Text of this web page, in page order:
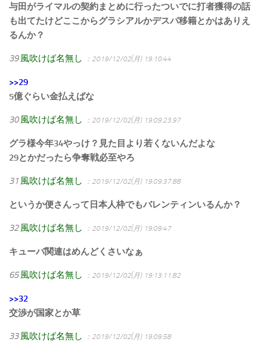
与田がライマルの契約まとめに行ったついでに打者獲得の話
も出てたけどここからグラシアルかデスパ移籍とかはありえ
るんか？
39 風吹けば名無し ：2019/12/02(月) 19:10:44
>>29
5億ぐらい金払えばな
30 風吹けば名無し ：2019/12/02(月) 19:09:23.97
グラ様今年34やっけ？見た目より若くないんだよな
29とかだったら争奪戦必至やろ
31 風吹けば名無し ：2019/12/02(月) 19:09:37.88
というか便さんって日本人枠でもバレンティンいるんか？
32 風吹けば名無し ：2019/12/02(月) 19:09:47
キューバ関連はめんどくさいなぁ
65 風吹けば名無し ：2019/12/02(月) 19:13:11.82
>>32
交渉が国家とか草
33 風吹けば名無し ：2019/12/02(月) 19:09:58